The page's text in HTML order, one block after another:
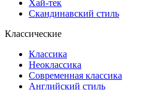
Хай-тек
Скандинавский стиль
Классические
Классика
Неоклассика
Современная классика
Английский стиль